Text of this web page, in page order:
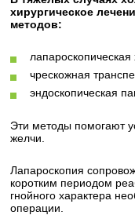
хирургическое
методов:
лапароскопическая
чрескожная
эндоскопическая
Эти методы помогают
желчи.
Лапароскопия
коротким периодом
гнойного характера
операции.